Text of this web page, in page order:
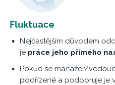
Fluktuace
Nejčastějším důvodem
je práce jeho přímého
Pokud se manažer/
podřízené a podporuje je